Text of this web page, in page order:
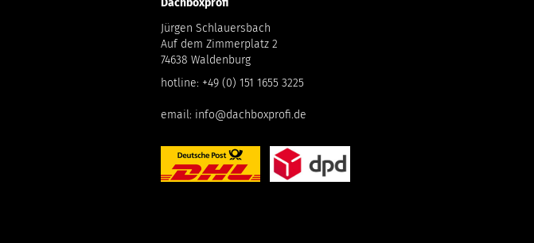
Dachboxprofi
Jürgen Schlauersbach
Auf dem Zimmerplatz 2
74638 Waldenburg
hotline: +49 (0) 151 1655 3225
email: info@dachboxprofi.de